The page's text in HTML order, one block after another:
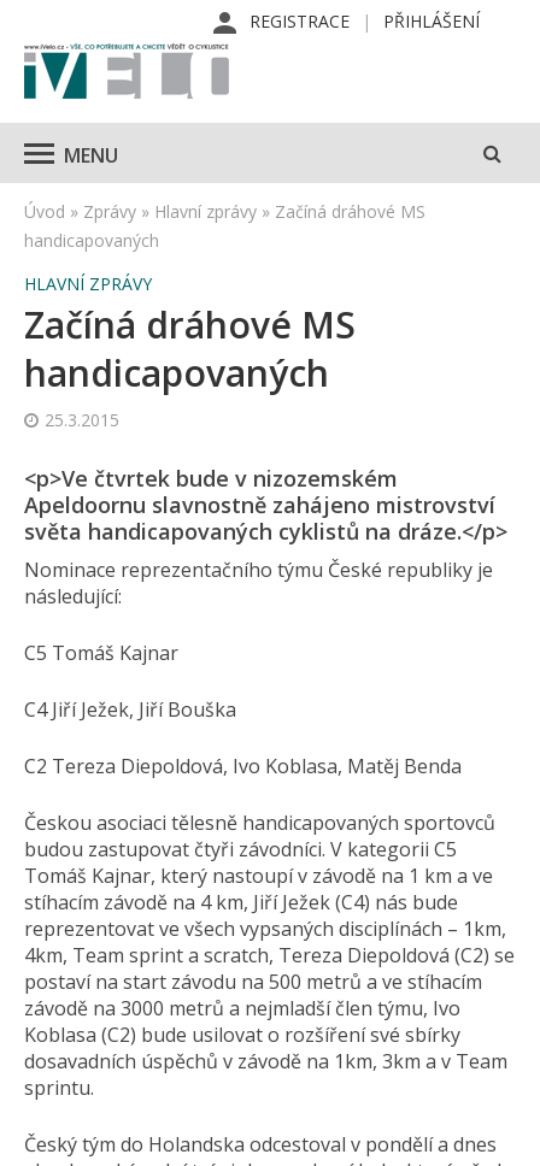
REGISTRACE PŘIHLÁŠENÍ
MENU
Úvod » Zprávy » Hlavní zprávy » Začíná dráhové MS
handicapovaných
HLAVNÍ ZPRÁVY
Začíná dráhové MS
handicapovaných
25.3.2015
<p>Ve čtvrtek bude v nizozemském
Apeldoornu slavnostně zahájeno mistrovství
světa handicapovaných cyklistů na dráze.</p>
Nominace reprezentačního týmu České republiky je
následující:
C5 Tomáš Kajnar
C4 Jiří Ježek, Jiří Bouška
C2 Tereza Diepoldová, Ivo Koblasa, Matěj Benda
Českou asociaci tělesně handicapovaných sportovců
budou zastupovat čtyři závodníci. V kategorii C5
Tomáš Kajnar, který nastoupí v závodě na 1 km a ve
stíhacím závodě na 4 km, Jiří Ježek (C4) nás bude
reprezentovat ve všech vypsaných disciplínách – 1km,
4km, Team sprint a scratch, Tereza Diepoldová (C2) se
postaví na start závodu na 500 metrů a ve stíhacím
závodě na 3000 metrů a nejmladší člen týmu, Ivo
Koblasa (C2) bude usilovat o rozšíření své sbírky
dosavadních úspěchů v závodě na 1km, 3km a v Team
sprintu.
Český tým do Holandska odcestoval v pondělí a dnes